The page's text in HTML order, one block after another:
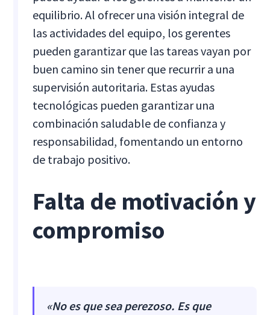
equilibrio. Al ofrecer una visión integral de
las actividades del equipo, los gerentes
pueden garantizar que las tareas vayan por
buen camino sin tener que recurrir a una
supervisión autoritaria. Estas ayudas
tecnológicas pueden garantizar una
combinación saludable de confianza y
responsabilidad, fomentando un entorno
de trabajo positivo.
Falta de motivación y
compromiso
«No es que sea perezoso. Es que